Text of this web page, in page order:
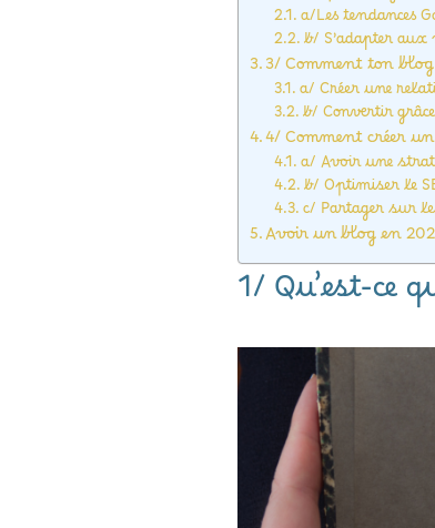
a/Les tendances
b/ S’adapter aux
3/ Comment ton
a/ Créer une
b/ Convertir
4/ Comment créer
a/ Avoir une
b/ Optimiser le
c/ Partager sur
Avoir un blog en
1/ Qu’est-ce